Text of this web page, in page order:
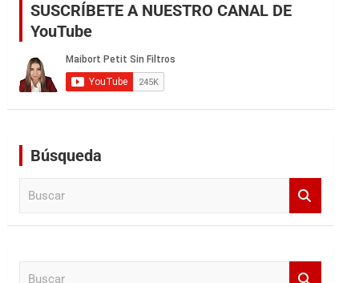
SUSCRÍBETE A NUESTRO CANAL DE
YouTube
Búsqueda